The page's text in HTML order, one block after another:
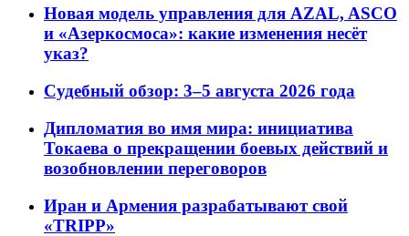
Новая модель управления для AZAL, ASCO
и «Азеркосмоса»: какие изменения несёт
указ?
Судебный обзор: 3–5 августа 2026 года
Дипломатия во имя мира: инициатива
Токаева о прекращении боевых действий и
возобновлении переговоров
Иран и Армения разрабатывают свой
«TRIPP»